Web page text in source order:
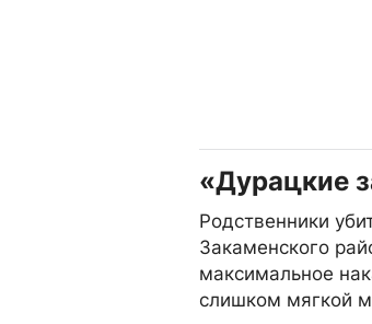
«Дурацкие
Родственники
Закаменского
максимальное
слишком мягкой